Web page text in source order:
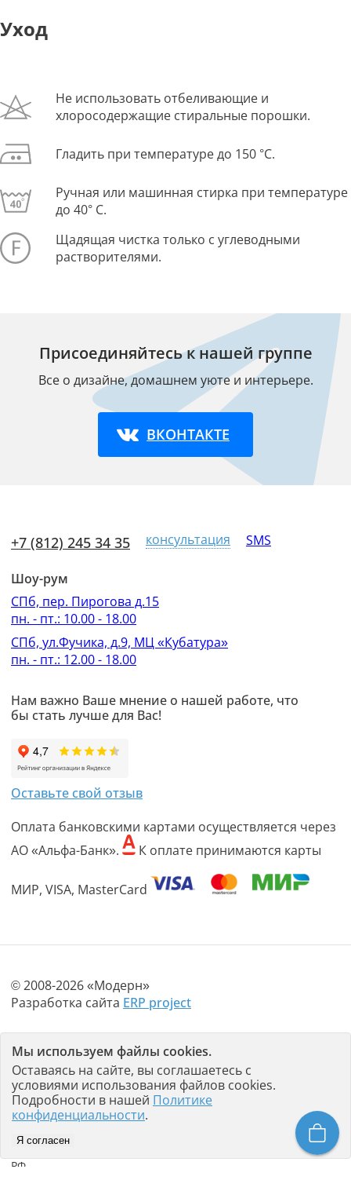
Уход
Не использовать отбеливающие и
хлоросодержащие стиральные порошки.
Гладить при температуре до 150 °С.
Ручная или машинная стирка при температуре
до 40° С.
Щадящая чистка только с углеводными
растворителями.
Присоединяйтесь к нашей группе
Все о дизайне, домашнем уюте и интерьере.
ВКОНТАКТЕ
+7 (812) 245 34 35 консультация SMS
Шоу-рум
СПб, пер. Пирогова д.15
пн. - пт.: 10.00 - 18.00
СПб, ул.Фучика, д.9, МЦ «Кубатура»
пн. - пт.: 12.00 - 18.00
Нам важно Ваше мнение о нашей работе, что
бы стать лучше для Вас!
Оставьте свой отзыв
Оплата банковскими картами осуществляется через
АО «Альфа-Банк».
К оплате принимаются карты
МИР, VISA, MasterCard
© 2008-2026 «Модерн»
Разработка сайта ERP project
Пользовательское соглашение
Любое использование материалов с данного сайта
допускается не иначе как с письменного разрешения его
правообладателя - «Модерн». Использование материалов
сайта и нарушение авторских и смежных прав
правообладателя наказывается в соответствии со ст.146 УК
РФ.
Мы используем файлы cookies.
Оставаясь на сайте, вы соглашаетесь с
условиями использования файлов cookies.
Подробности в нашей Политике
конфиденциальности.
Я согласен